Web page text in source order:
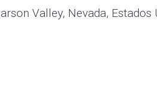
Valley, Nevada, Estados